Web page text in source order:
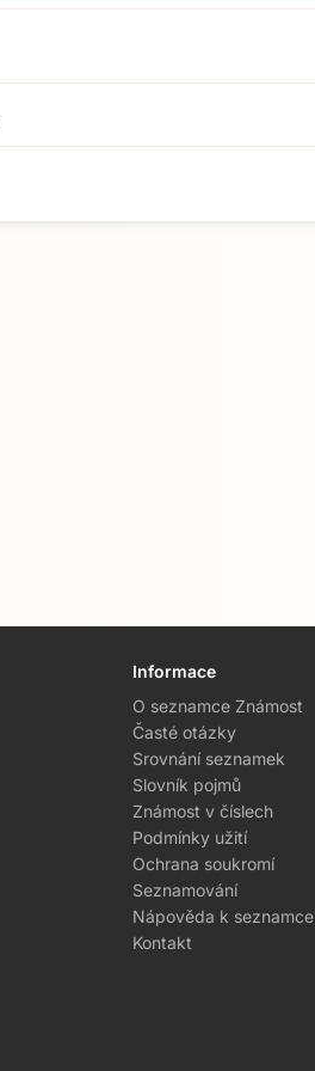
Informace
O seznamce Známost
Časté otázky
Srovnání seznamek
Slovník pojmů
Známost v číslech
Podmínky užití
Ochrana soukromí
Seznamování
Nápověda k seznamce
Kontakt